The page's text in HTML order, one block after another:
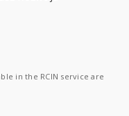
in the RCIN service are